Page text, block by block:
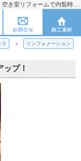
空き室リフォームで内覧時の好感度アップ！【更新】空き室リフォームで内覧時の好感度アップ！ | 日本全国のキッチン・浴室水廻りのリフォームのことならエネサンス
インフォメーション
プ！